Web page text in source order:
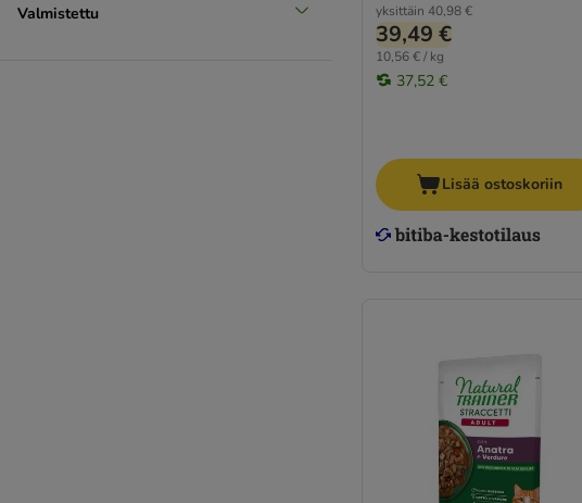
Schesir
Valmistettu yksittäin 40,98 €
39,49 €
10,56 € / kg
37,52 €
Lisää ostoskoriin